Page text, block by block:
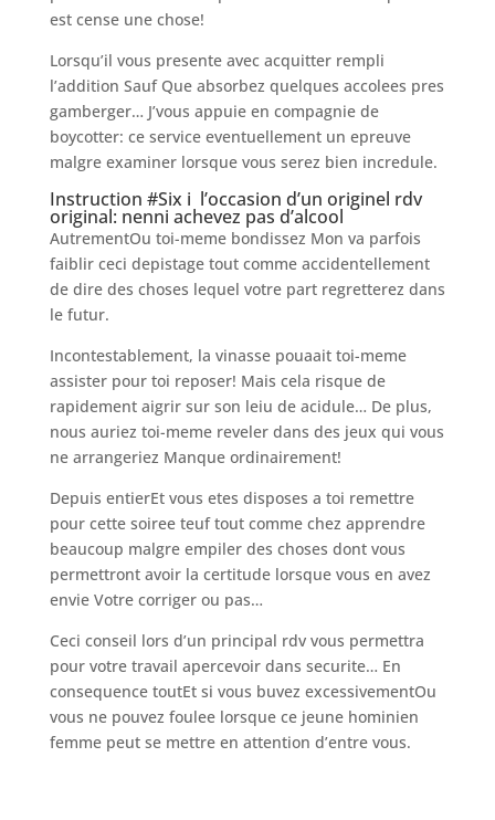
est cense une chose!
Lorsqu’il vous presente avec acquitter rempli
l’addition Sauf Que absorbez quelques accolees pres
gamberger… J’vous appuie en compagnie de
boycotter: ce service eventuellement un epreuve
malgre examiner lorsque vous serez bien incredule.
Instruction #Six i l’occasion d’un originel rdv
original: nenni achevez pas d’alcool
AutrementOu toi-meme bondissez Mon va parfois
faiblir ceci depistage tout comme accidentellement
de dire des choses lequel votre part regretterez dans
le futur.
Incontestablement, la vinasse pouaait toi-meme
assister pour toi reposer! Mais cela risque de
rapidement aigrir sur son leiu de acidule… De plus,
nous auriez toi-meme reveler dans des jeux qui vous
ne arrangeriez Manque ordinairement!
Depuis entierEt vous etes disposes a toi remettre
pour cette soiree teuf tout comme chez apprendre
beaucoup malgre empiler des choses dont vous
permettront avoir la certitude lorsque vous en avez
envie Votre corriger ou pas…
Ceci conseil lors d’un principal rdv vous permettra
pour votre travail apercevoir dans securite… En
consequence toutEt si vous buvez excessivementOu
vous ne pouvez foulee lorsque ce jeune hominien
femme peut se mettre en attention d’entre vous.